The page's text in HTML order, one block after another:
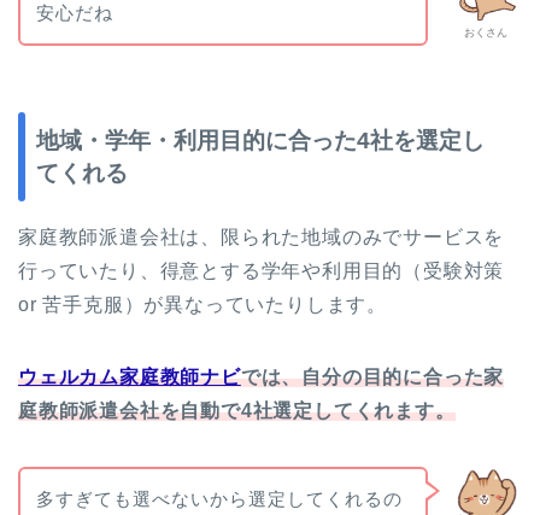
おくさん
安心だね
地域・学年・利用目的に合った4社を選定し
てくれる
家庭教師派遣会社は、限られた地域のみでサービスを
行っていたり、得意とする学年や利用目的（受験対策
or 苦手克服）が異なっていたりします。
ウェルカム家庭教師ナビでは、自分の目的に合った家
庭教師派遣会社を自動で4社選定してくれます。
多すぎても選べないから選定してくれるの